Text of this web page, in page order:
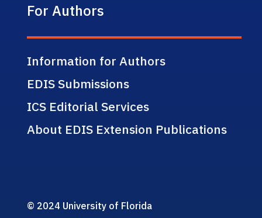
For Authors
Information for Authors
EDIS Submissions
ICS Editorial Services
About EDIS Extension Publications
© 2024 University of Florida